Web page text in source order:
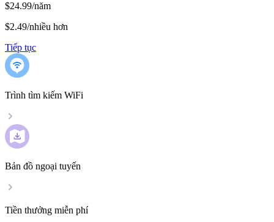
$24.99/năm
$2.49/nhiều hơn
Tiếp tục
Trình tìm kiếm WiFi
Bản đồ ngoại tuyến
Tiền thưởng miễn phí